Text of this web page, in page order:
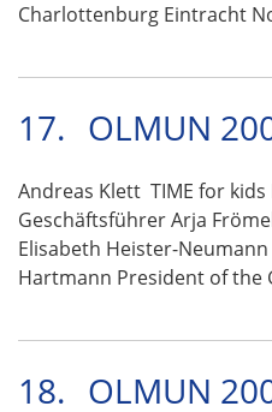
Charlottenburg Eintracht
17. OLMUN
Andreas Klett TIME for
Geschäftsführer Arja
Elisabeth Heister-
Hartmann President of the
18. OLMUN